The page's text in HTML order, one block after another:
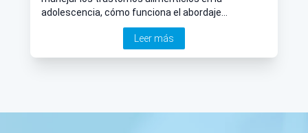
adolescencia, cómo funciona el abordaje
terapéutico y la importancia del apoyo familiar,
además de medidas de prevención.
Leer más